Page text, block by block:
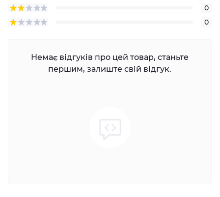
0
0
Немає відгуків про цей товар, станьте
першим, залиште свій відгук.